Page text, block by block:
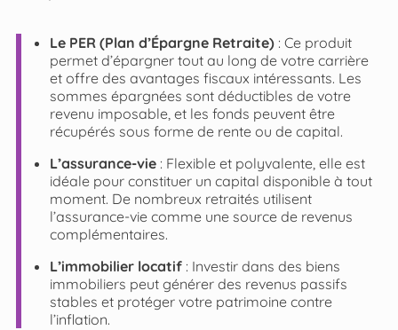
Le PER (Plan d’Épargne Retraite): Ce produit
permet d’épargner tout au long de votre carrière
et offre des avantages fiscaux intéressants. Les
sommes épargnées sont déductibles de votre
revenu imposable, et les fonds peuvent être
récupérés sous forme de rente ou de capital.
L’assurance-vie: Flexible et polyvalente, elle est
idéale pour constituer un capital disponible à tout
moment. De nombreux retraités utilisent
l’assurance-vie comme une source de revenus
complémentaires.
L’immobilier locatif: Investir dans des biens
immobiliers peut générer des revenus passifs
stables et protéger votre patrimoine contre
l’inflation.